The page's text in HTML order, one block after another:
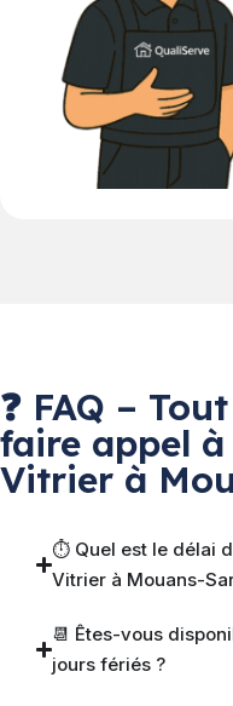
❓ FAQ –
faire appel
Vitrier à
⏱ Quel est le délai
Vitrier à Mouans-
📆 Êtes-vous
jours fériés ?